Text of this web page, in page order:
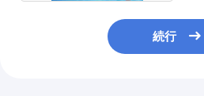
続行